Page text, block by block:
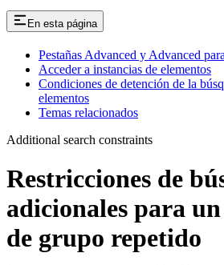
En esta página
Pestañas Advanced y Advanced
Acceder a instancias de elementos
Condiciones de detención de la
elementos
Temas relacionados
Additional search constraints
Restricciones de
adicionales para
de grupo repetido